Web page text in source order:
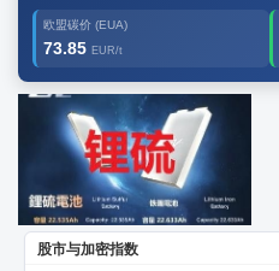
欧盟碳价 (EUA)
73.85 EUR/t
广告2
股市与加密指数